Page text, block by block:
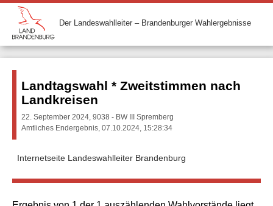
Der Landeswahlleiter – Brandenburger Wahlergebnisse
Landtagswahl * Zweitstimmen nach
Landkreisen
22. September 2024, 9038 - BW III Spremberg
Amtliches Endergebnis, 07.10.2024, 15:28:34
Internetseite Landeswahlleiter Brandenburg